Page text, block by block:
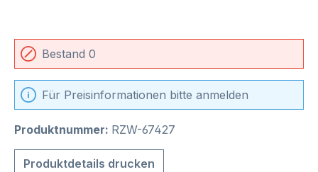
Bestand 0
Für Preisinformationen bitte anmelden
Produktnummer: RZW-67427
Produktdetails drucken